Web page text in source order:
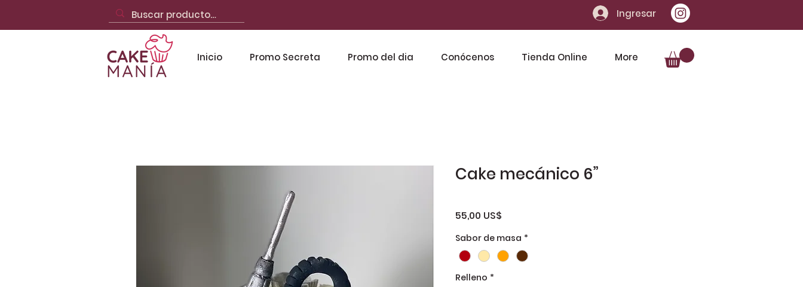
Ingresar
Inicio Promo Secreta Promo del dia Conócenos Tienda Online More
Cake mecánico 6”
55,00 US$
Sabor de masa *
Relleno *